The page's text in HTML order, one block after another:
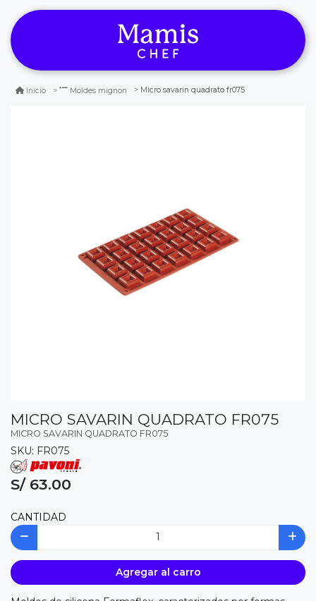
Inicio Moldes mignon Micro savarin quadrato fr075
MICRO SAVARIN QUADRATO FR075
MICRO SAVARIN QUADRATO FR075
SKU: FR075
S/ 63.00
CANTIDAD
Agregar al carro